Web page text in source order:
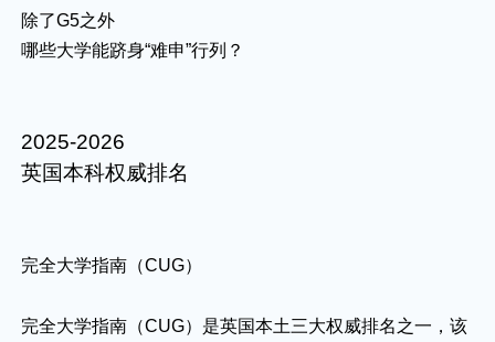
除了G5之外
哪些大学能跻身“难申”行列？
2025-2026
英国本科权威排名
完全大学指南（CUG）
完全大学指南（CUG）是英国本土三大权威排名之一，该